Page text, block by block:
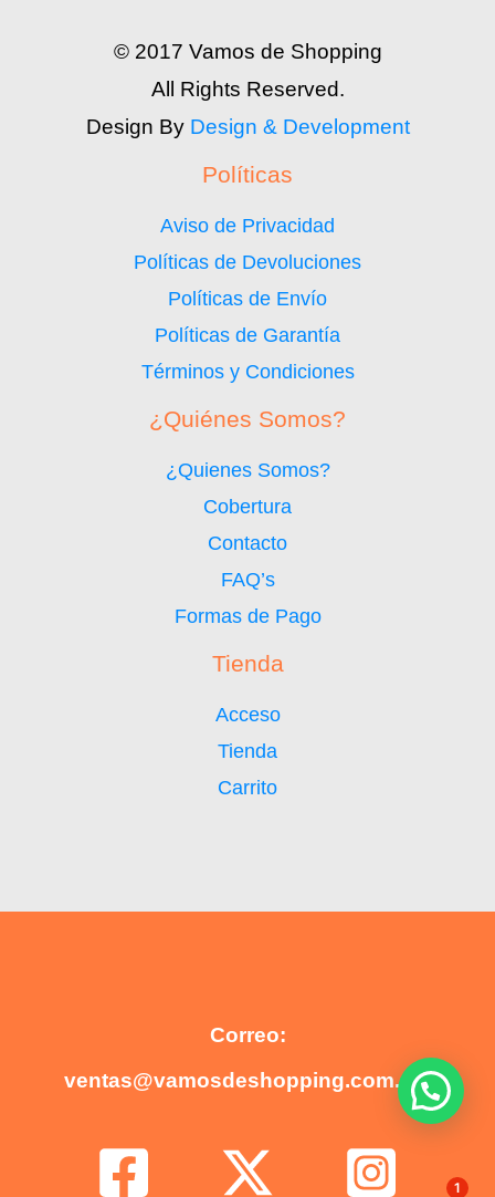
© 2017 Vamos de Shopping
All Rights Reserved.
Design By Design & Development
Políticas
Aviso de Privacidad
Políticas de Devoluciones
Políticas de Envío
Políticas de Garantía
Términos y Condiciones
¿Quiénes Somos?
¿Quienes Somos?
Cobertura
Contacto
FAQ’s
Formas de Pago
Tienda
Acceso
Tienda
Carrito
Correo:
ventas@vamosdeshopping.com.mx
1